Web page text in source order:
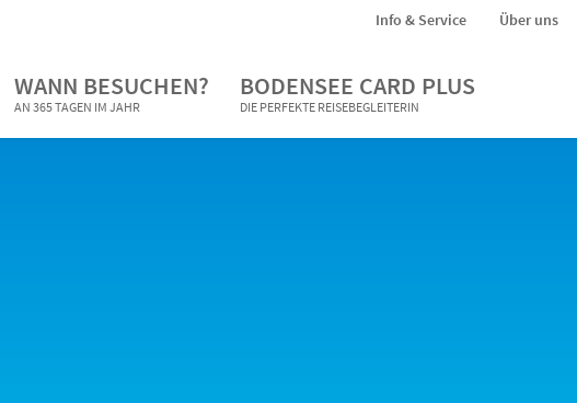
Info & Service Über uns
WANN BESUCHEN?
AN 365 TAGEN IM JAHR
BODENSEE CARD PLUS
DIE PERFEKTE REISEBEGLEITERIN